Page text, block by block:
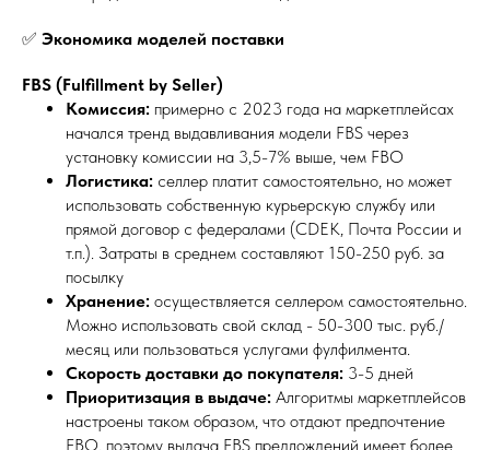
✅ Экономика моделей поставки
FBS (Fulfillment by Seller)
Комиссия: примерно с 2023 года на маркетплейсах
начался тренд выдавливания модели FBS через
установку комиссии на 3,5-7% выше, чем FBO
Логистика: селлер платит самостоятельно, но может
использовать собственную курьерскую службу или
прямой договор с федералами (CDEK, Почта России и
т.п.). Затраты в среднем составляют 150-250 руб. за
посылку
Хранение: осуществляется селлером самостоятельно.
Можно использовать свой склад - 50-300 тыс. руб./
месяц или пользоваться услугами фулфилмента.
Скорость доставки до покупателя: 3-5 дней
Приоритизация в выдаче: Алгоритмы маркетплейсов
настроены таком образом, что отдают предпочтение
FBO, поэтому выдача FBS предлождений имеет более